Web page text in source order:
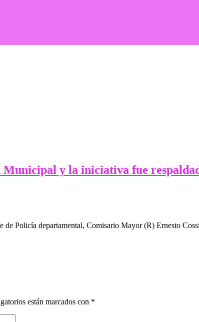
y la iniciativa fue
Policía departamental, Comisario Mayor (R) Ernesto
están marcados con *